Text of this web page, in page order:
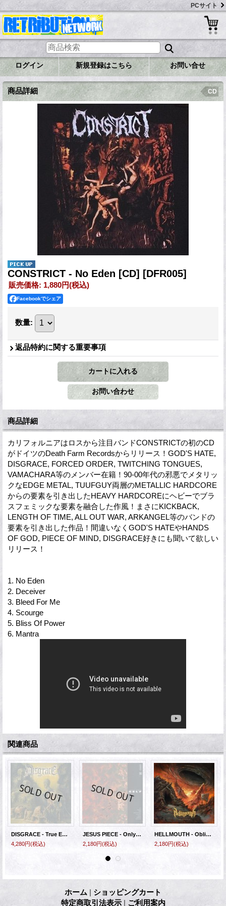
PCサイト
ログイン 新規登録はこちら お問い合せ
商品詳細 CD
CONSTRICT - No Eden [CD] [DFR005]
販売価格: 1,880円(税込)
Facebookでシェア
数量:
返品特約に関する重要事項
商品詳細
カリフォルニアはロスから注目バンドCONSTRICTの初のCD
がドイツのDeath Farm Recordsからリリース！GOD'S HATE,
DISGRACE, FORCED ORDER, TWITCHING TONGUES,
VAMACHARA等のメンバー在籍！90-00年代の邪悪でメタリッ
クなEDGE METAL, TUUFGUY両層のMETALLIC HARDCORE
からの要素を引き出したHEAVY HARDCOREにヘビーでブラ
スフェミックな要素を融合した作風！まさにKICKBACK,
LENGTH OF TIME, ALL OUT WAR, ARKANGEL等のバンドの
要素を引き出した作品！間違いなくGOD'S HATEやHANDS
OF GOD, PIECE OF MIND, DISGRACE好きにも聞いて欲しい
リリース！
1. No Eden
2. Deceiver
3. Bleed For Me
4. Scourge
5. Bliss Of Power
6. Mantra
関連商品
DISGRACE - True Enemy [LP]
4,280円(税込)
JESUS PIECE - Only Self [CD]
2,180円(税込)
HELLMOUTH - Oblivion [CD]
2,180円(税込)
ホーム | ショッピングカート
特定商取引法表示 | ご利用案内